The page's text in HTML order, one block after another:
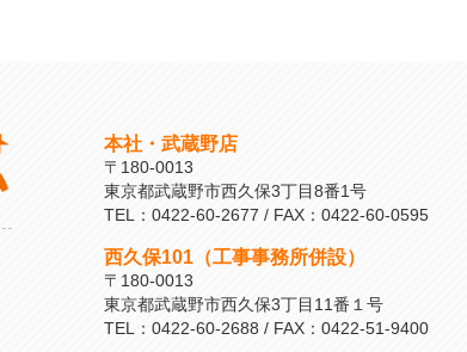
本社・武蔵野店
〒180-0013
東京都武蔵野市西久保3丁目8番1号
TEL：0422-60-2677 / FAX：0422-60-0595
西久保101（工事事務所併設）
〒180-0013
東京都武蔵野市西久保3丁目11番１号
TEL：0422-60-2688 / FAX：0422-51-9400